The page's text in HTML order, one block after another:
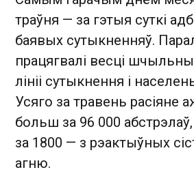
траўня — за гэтыя суткі
баявых сутыкненняў.
працягвалі весці
лініі сутыкнення і
Усяго за травень расіяне
больш за 96 000
за 1800 — з рэактыўных
агню.